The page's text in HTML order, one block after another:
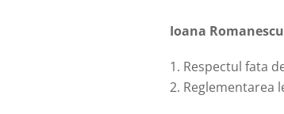
Ioana
Respectul fata
Reglementarea